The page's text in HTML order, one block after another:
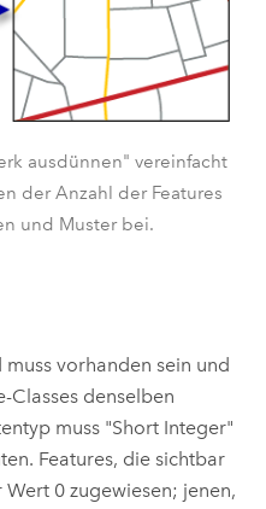
ausdünnen" vereinfacht
der Anzahl der Features
und Muster bei.
vorhanden sein und
Classes denselben
muss "Short Integer"
Features, die sichtbar
0 zugewiesen; jenen,